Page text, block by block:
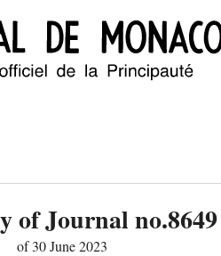
of Journal no.8649
of 30 June 2023